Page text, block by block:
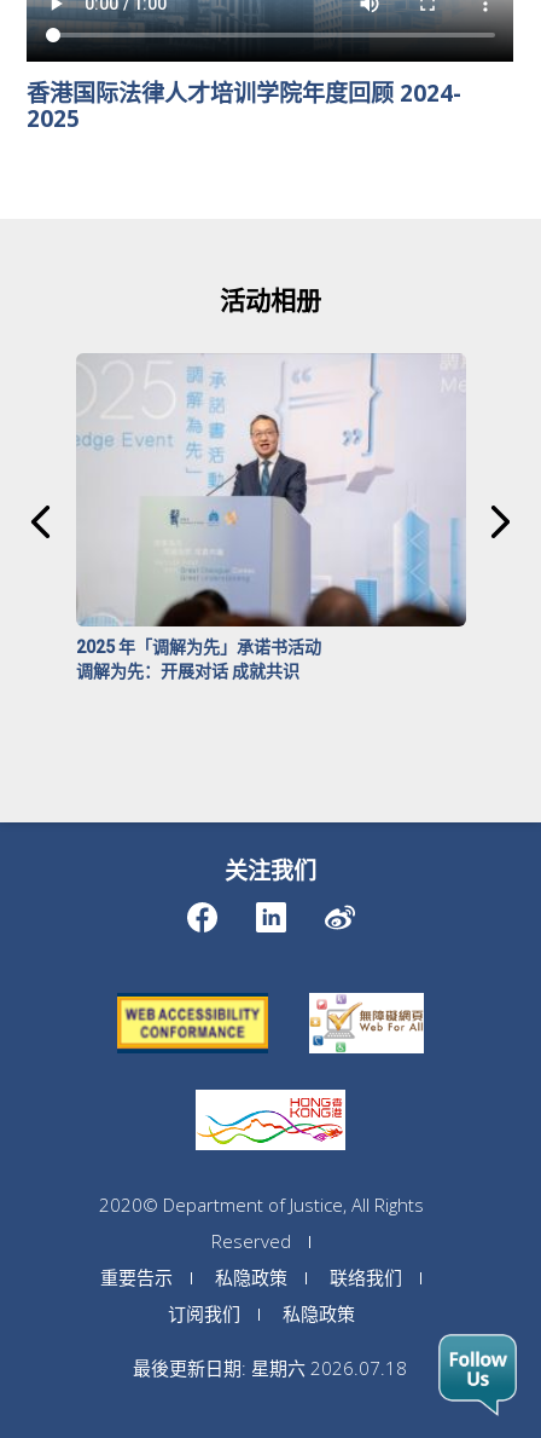
香港国际法律人才培训学院年度回顾 2024-
2025
活动相册
2025 年「调解为先」承诺书活动
调解为先：开展对话 成就共识
关注我们
2020© Department of Justice, All Rights
Reserved
重要告示
私隐政策
联络我们
订阅我们
私隐政策
最後更新日期: 星期六 2026.07.18